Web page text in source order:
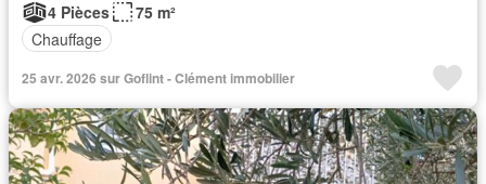
4 Pièces
75 m²
Chauffage
25 avr. 2026 sur Goflint - Clément immobilier